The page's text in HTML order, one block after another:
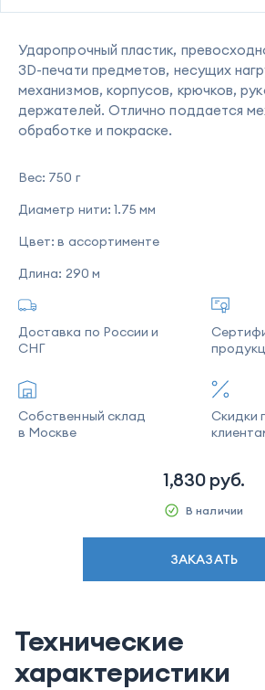
Ударопрочный пластик,
3D-печати предметов, несущих
механизмов, корпусов, крючков,
держателей. Отлично поддается
обработке и покраске.
Вес: 750 г
Диаметр нити: 1.75 мм
Цвет: в ассортименте
Длина: 290 м
Доставка по России и
СНГ
Собственный склад
в Москве
Скидки
1,830руб.
В наличии
ЗАКАЗАТЬ
Технические
характеристики